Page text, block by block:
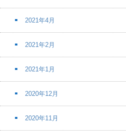
2021年4月
2021年2月
2021年1月
2020年12月
2020年11月